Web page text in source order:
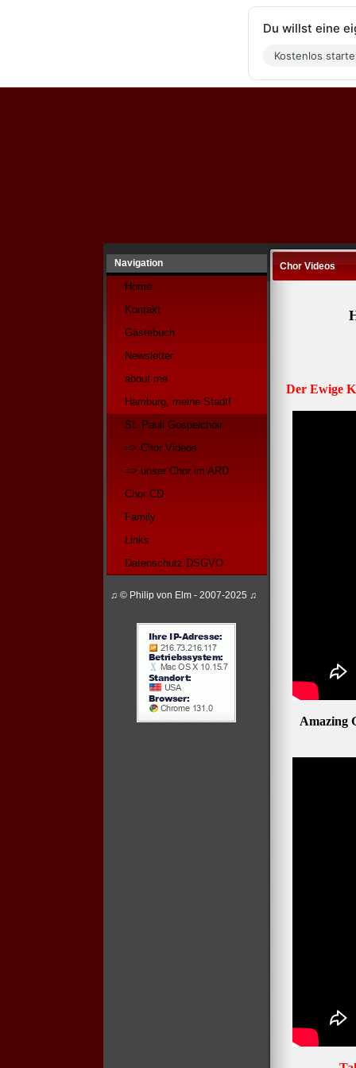
Navigation
Home
Kontakt
Gästebuch
Newsletter
about me
Hamburg, meine Stadt!
St. Pauli Gospelchoir
=> Chor Videos
=> unser Chor im ARD
Chor CD
Family
Links
Datenschutz DSGVO
♫ © Philip von Elm - 2007-2025 ♫
Chor Videos
Der Ewige
Amazing
Du willst eine
Kostenlos